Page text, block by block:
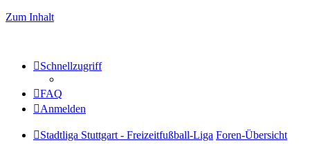
Zum Inhalt
Schnellzugriff
FAQ
Anmelden
Stadtliga Stuttgart - Freizeitfußball-Liga Foren-Übersicht